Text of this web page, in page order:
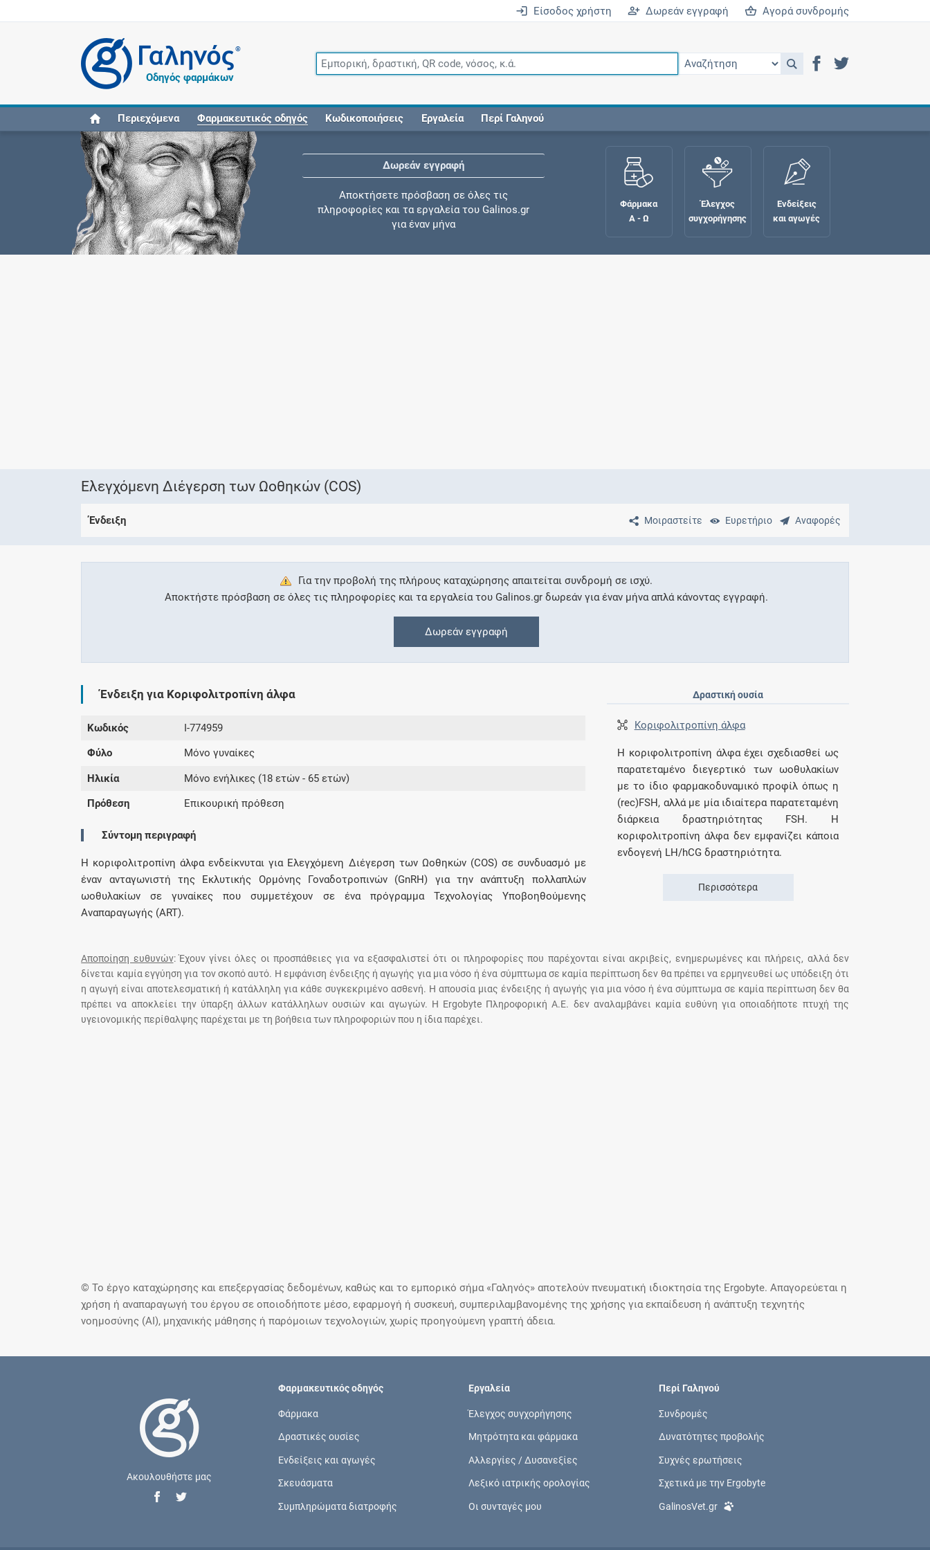
Είσοδος χρήστη Δωρεάν εγγραφή Αγορά συνδρομής
®
Οδηγός φαρμάκων
Περιεχόμενα Φαρμακευτικός οδηγός Κωδικοποιήσεις Εργαλεία Περί Γαληνού
Δωρεάν εγγραφή
Αποκτήσετε πρόσβαση σε όλες τις
πληροφορίες και τα εργαλεία του Galinos.gr
για έναν μήνα
ενός φαρμάκου κατά τη διάρκεια της
εγκυμοσύνης ή του θηλασμού
Συνδρομές
πορείας του Galinos.gr από το 2011 μέχρι
σήμερα
Φάρμακα
Α - Ω
Έλεγχος
συγχορήγησης
Ενδείξεις
και αγωγές
Ελεγχόμενη Διέγερση των Ωοθηκών (COS)
Μοιραστείτε Ευρετήριο Αναφορές
Ένδειξη
Για την προβολή της πλήρους καταχώρησης απαιτείται συνδρομή σε ισχύ.
Αποκτήστε πρόσβαση σε όλες τις πληροφορίες και τα εργαλεία του Galinos.gr δωρεάν για έναν μήνα απλά κάνοντας εγγραφή.
Δωρεάν εγγραφή
Ένδειξη για Κοριφολιτροπίνη άλφα
Κωδικός I-774959
Φύλο Μόνο γυναίκες
Ηλικία Μόνο ενήλικες (18 ετών - 65 ετών)
Πρόθεση Επικουρική πρόθεση
Σύντομη περιγραφή
Η κοριφολιτροπίνη άλφα ενδείκνυται για Ελεγχόμενη Διέγερση των Ωοθηκών (COS) σε συνδυασμό με
έναν ανταγωνιστή της Εκλυτικής Ορμόνης Γοναδοτροπινών (GnRH) για την ανάπτυξη πολλαπλών
ωοθυλακίων σε γυναίκες που συμμετέχουν σε ένα πρόγραμμα Τεχνολογίας Υποβοηθούμενης
Αναπαραγωγής (ART).
Δραστική ουσία
Κοριφολιτροπίνη άλφα
Η κοριφολιτροπίνη άλφα έχει σχεδιασθεί ως
παρατεταμένο διεγερτικό των ωοθυλακίων
με το ίδιο φαρμακοδυναμικό προφίλ όπως η
(rec)FSH, αλλά με μία ιδιαίτερα παρατεταμένη
διάρκεια δραστηριότητας FSH. Η
κοριφολιτροπίνη άλφα δεν εμφανίζει κάποια
ενδογενή LH/hCG δραστηριότητα.
Περισσότερα
Αποποίηση ευθυνών: Έχουν γίνει όλες οι προσπάθειες για να εξασφαλιστεί ότι οι πληροφορίες που παρέχονται είναι ακριβείς, ενημερωμένες και πλήρεις, αλλά δεν
δίνεται καμία εγγύηση για τον σκοπό αυτό. Η εμφάνιση ένδειξης ή αγωγής για μια νόσο ή ένα σύμπτωμα σε καμία περίπτωση δεν θα πρέπει να ερμηνευθεί ως υπόδειξη ότι
η αγωγή είναι αποτελεσματική ή κατάλληλη για κάθε συγκεκριμένο ασθενή. Η απουσία μιας ένδειξης ή αγωγής για μια νόσο ή ένα σύμπτωμα σε καμία περίπτωση δεν θα
πρέπει να αποκλείει την ύπαρξη άλλων κατάλληλων ουσιών και αγωγών. Η Ergobyte Πληροφορική Α.Ε. δεν αναλαμβάνει καμία ευθύνη για οποιαδήποτε πτυχή της
υγειονομικής περίθαλψης παρέχεται με τη βοήθεια των πληροφοριών που η ίδια παρέχει.
© Το έργο καταχώρησης και επεξεργασίας δεδομένων, καθώς και το εμπορικό σήμα «Γαληνός» αποτελούν πνευματική ιδιοκτησία της Ergobyte. Απαγορεύεται η
χρήση ή αναπαραγωγή του έργου σε οποιοδήποτε μέσο, εφαρμογή ή συσκευή, συμπεριλαμβανομένης της χρήσης για εκπαίδευση ή ανάπτυξη τεχνητής
νοημοσύνης (AI), μηχανικής μάθησης ή παρόμοιων τεχνολογιών, χωρίς προηγούμενη γραπτή άδεια.
Ακουλουθήστε μας
Φαρμακευτικός οδηγός
Φάρμακα
Δραστικές ουσίες
Ενδείξεις και αγωγές
Σκευάσματα
Συμπληρώματα διατροφής
Εργαλεία
Έλεγχος συγχορήγησης
Μητρότητα και φάρμακα
Αλλεργίες / Δυσανεξίες
Λεξικό ιατρικής ορολογίας
Οι συνταγές μου
Περί Γαληνού
Συνδρομές
Δυνατότητες προβολής
Συχνές ερωτήσεις
Σχετικά με την Ergobyte
GalinosVet.gr